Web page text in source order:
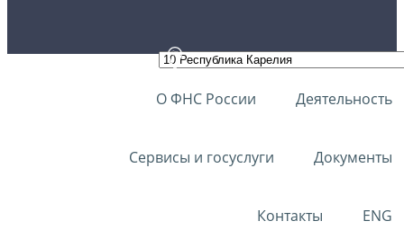
О ФНС России Деятельность
Сервисы и госуслуги Документы
Контакты ENG